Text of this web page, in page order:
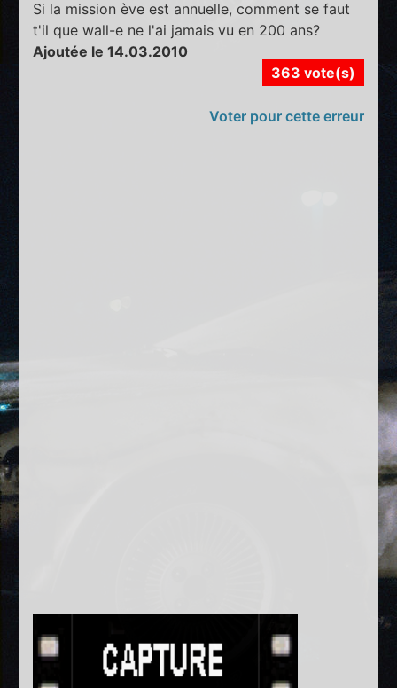
Si la mission ève est annuelle, comment se faut
t'il que wall-e ne l'ai jamais vu en 200 ans?
Ajoutée le 14.03.2010
363 vote(s)
Voter pour cette erreur